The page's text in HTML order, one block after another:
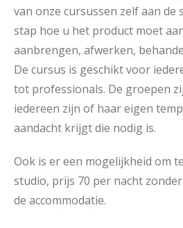
van onze cursussen zelf aan
stap hoe u het product moet
aanbrengen, afwerken,
De cursus is geschikt voor
tot professionals. De groepen
iedereen zijn of haar eigen
aandacht krijgt die nodig is.
Ook is er een mogelijkheid om
studio, prijs 70 per nacht
de accommodatie.